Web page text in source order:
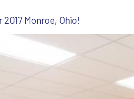
Monroe, Ohio!